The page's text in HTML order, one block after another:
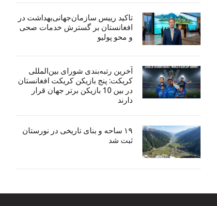
تاکید رییس سازمان‌جهانی‌بهداشت در
افغانستان بر گسترش خدمات صحی
و محو پولیو
آخرین رتبه‌بندی شورای بین‌المللی
کریکت: پنج بازیکن کریکت افغانستان
در بین 10 بازیکن برتر جهان قرار
دارند
۱۹ ساحه و بنای تاریخی در نورستان
ثبت شد